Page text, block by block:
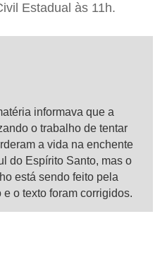
Estadual às 11h.
informava que a
o trabalho de tentar
a vida na enchente
do Espírito Santo, mas o
está sendo feito pela
o texto foram corrigidos.